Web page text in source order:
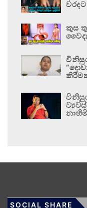
කුස
SOCIAL SHARE